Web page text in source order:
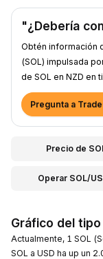
"¿Debería
Obtén información
(SOL) impulsada
de SOL en NZD en
Pregunta a
Precio de
Operar SOL/
Gráfico del tipo
Actualmente, 1 SOL
SOL a USD ha up un